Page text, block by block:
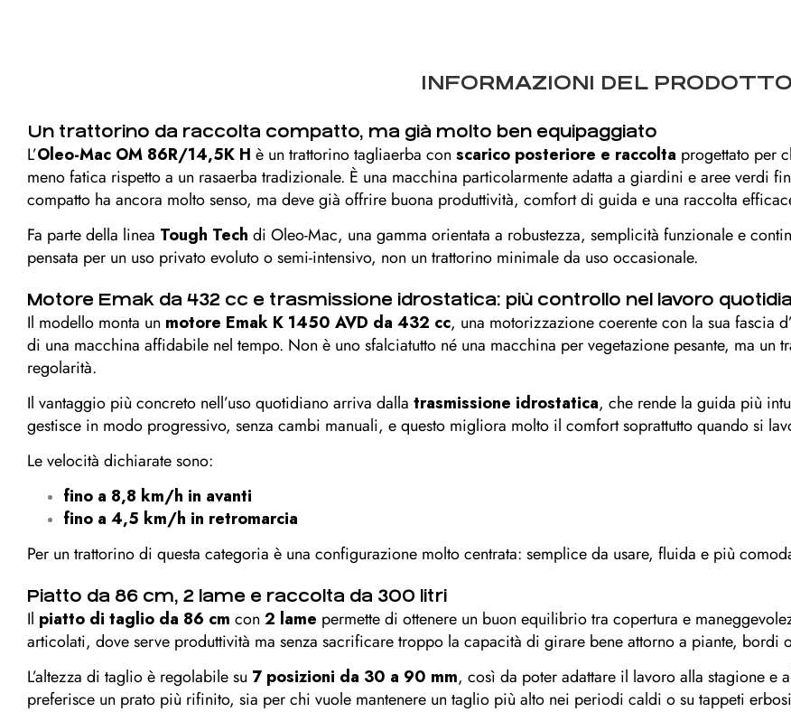
INFORMAZIONI DEL PRODOTTO
Un trattorino da raccolta compatto, ma già molto ben equipaggiato
L’Oleo-Mac OM 86R/14,5K H è un trattorino tagliaerba con scarico posteriore e raccolta progettato per
meno fatica rispetto a un rasaerba tradizionale. È una macchina particolarmente adatta a giardini e aree verdi
compatto ha ancora molto senso, ma deve già offrire buona produttività, comfort di guida e una raccolta
Fa parte della linea Tough Tech di Oleo-Mac, una gamma orientata a robustezza, semplicità funzionale e
pensata per un uso privato evoluto o semi-intensivo, non un trattorino minimale da uso occasionale.
Motore Emak da 432 cc e trasmissione idrostatica: più controllo nel lavoro
Il modello monta un motore Emak K 1450 AVD da 432 cc, una motorizzazione coerente con la sua fascia
di una macchina affidabile nel tempo. Non è uno sfalciatutto né una macchina per vegetazione pesante, ma un
regolarità.
Il vantaggio più concreto nell’uso quotidiano arriva dalla trasmissione idrostatica, che rende la guida più
gestisce in modo progressivo, senza cambi manuali, e questo migliora molto il comfort soprattutto quando si
Le velocità dichiarate sono:
fino a 8,8 km/h in avanti
fino a 4,5 km/h in retromarcia
Per un trattorino di questa categoria è una configurazione molto centrata: semplice da usare, fluida e più
Piatto da 86 cm, 2 lame e raccolta da 300 litri
Il piatto di taglio da 86 cm con 2 lame permette di ottenere un buon equilibrio tra copertura e
articolati, dove serve produttività ma senza sacrificare troppo la capacità di girare bene attorno a piante, bordi
L’altezza di taglio è regolabile su 7 posizioni da 30 a 90 mm, così da poter adattare il lavoro alla stagione e
preferisce un prato più rifinito, sia per chi vuole mantenere un taglio più alto nei periodi caldi o su tappeti